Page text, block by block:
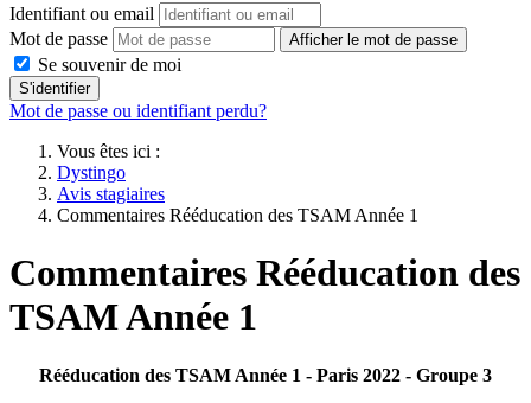
Identifiant ou email
Mot de passe
Afficher le mot de passe
Se souvenir de moi
S'identifier
Mot de passe ou identifiant perdu?
Vous êtes ici :
Dystingo
Avis stagiaires
Commentaires Rééducation des TSAM Année 1
Commentaires Rééducation des
TSAM Année 1
Rééducation des TSAM Année 1 - Paris 2022 - Groupe 3